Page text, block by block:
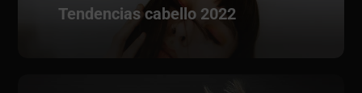
Tendencias cabello 2022